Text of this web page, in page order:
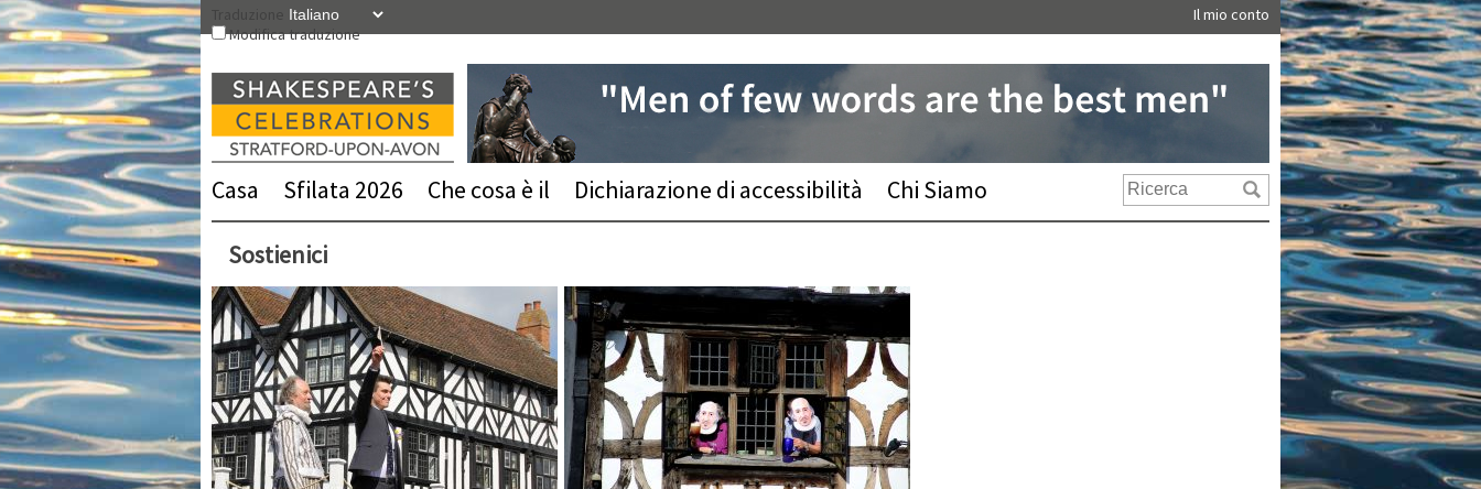
Vai
al
contenuto
Modifica traduzione
Il mio conto
Casa Sfilata 2026 Che cosa è il Dichiarazione di accessibilità Chi Siamo
Sostienici